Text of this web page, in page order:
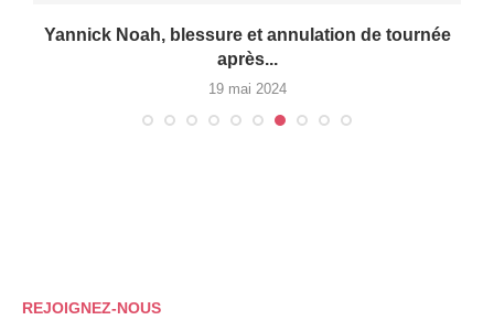
Yannick Noah, blessure et annulation de tournée
après...
19 mai 2024
REJOIGNEZ-NOUS